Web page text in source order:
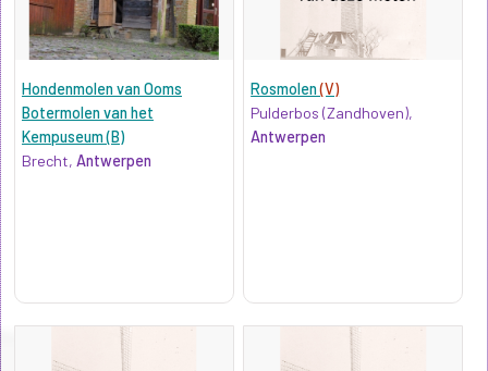
Hondenmolen van Ooms
Botermolen van het
Kempuseum (B)
Brecht, Antwerpen
Rosmolen(V)
Pulderbos (Zandhoven),
Antwerpen